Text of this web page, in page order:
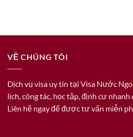
VỀ CHÚNG TÔI
Dịch vụ visa uy tín tại Visa Nước
lịch, công tác, học tập, định cư nhanh
Liên hệ ngay để được tư vấn miễn